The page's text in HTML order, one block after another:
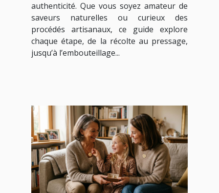
authenticité. Que vous soyez amateur de
saveurs naturelles ou curieux des
procédés artisanaux, ce guide explore
chaque étape, de la récolte au pressage,
jusqu’à l’embouteillage...